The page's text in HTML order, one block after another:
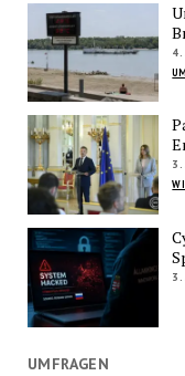
4.
3.
3.
UMFRAGEN